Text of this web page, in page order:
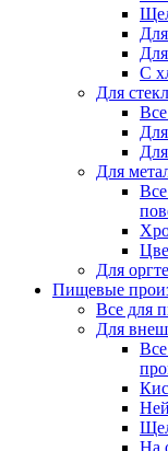
С
Для
Для
Для
Пищевые
Все для
Для
На